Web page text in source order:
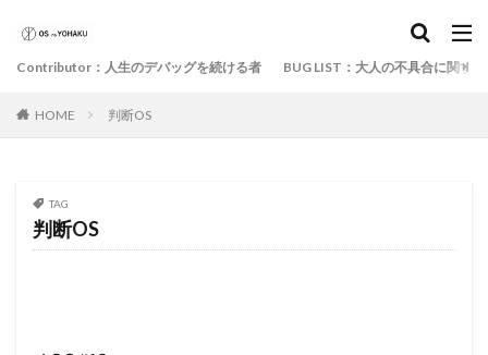
Contributor：人生のデバッグを続ける者 BUG LIST：大人の不具合に関す
HOME 判断OS
TAG
判断OS